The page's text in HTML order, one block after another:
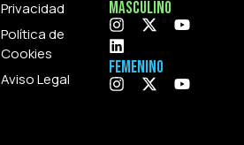
Privacidad
Política de
Cookies
Aviso Legal
Masculino
Femenino